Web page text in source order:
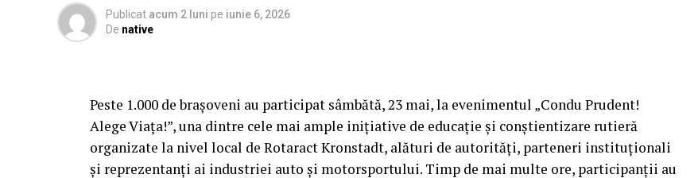
Publicat acum 2 luni pe iunie 6, 2026
De native
Peste 1.000 de brașoveni au participat sâmbătă, 23 mai, la evenimentul „Condu Prudent!
Alege Viața!”, una dintre cele mai ample inițiative de educație și conștientizare rutieră
organizate la nivel local de Rotaract Kronstadt, alături de autorități, parteneri instituționali
și reprezentanți ai industriei auto și motorsportului. Timp de mai multe ore, participanții au